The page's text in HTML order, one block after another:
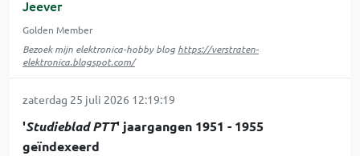
Jeever
Golden Member
Bezoek mijn elektronica-hobby blog https://verstraten-
elektronica.blogspot.com/
zaterdag 25 juli 2026 12:19:19
'Studieblad PTT' jaargangen 1951 - 1955
geïndexeerd